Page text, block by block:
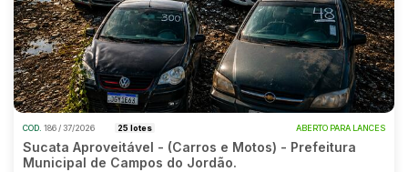
COD. 186 / 37/2026 25 lotes ABERTO PARA LANCES
Sucata Aproveitável - (Carros e Motos) - Prefeitura
Municipal de Campos do Jordão.